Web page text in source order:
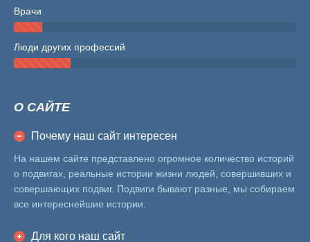
Врачи
Люди других профессий
О САЙТЕ
Почему наш сайт интересен
На нашем сайте представлено огромное количество историй
о подвигах, реальные истории жизни людей, совершивших и
совершающих подвиг. Подвиги бывают разные, мы собираем
все интереснейшие истории.
Для кого наш сайт